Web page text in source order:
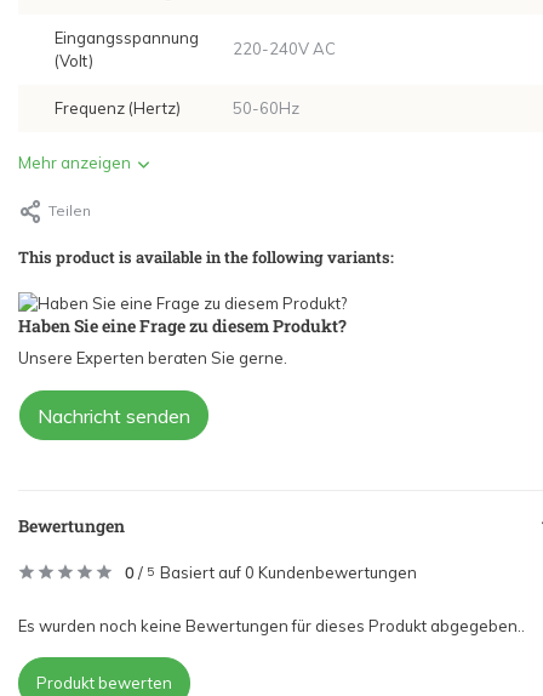
Eingangsspannung
(Volt)
220-240V AC
Frequenz (Hertz) 50-60Hz
Mehr anzeigen
Teilen
This product is available in the following variants:
Haben Sie eine Frage zu diesem Produkt?
Unsere Experten beraten Sie gerne.
Nachricht senden
Bewertungen
0/ 5 Basiert auf 0 Kundenbewertungen
Es wurden noch keine Bewertungen für dieses Produkt abgegeben..
Produkt bewerten